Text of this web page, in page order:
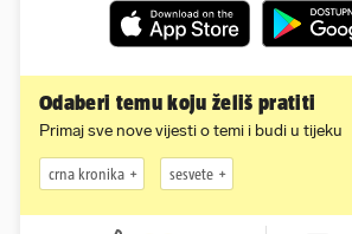
Odaberi temu koju želiš pratiti
Primaj sve nove vijesti o temi i budi u tijeku
crna kronika sesvete